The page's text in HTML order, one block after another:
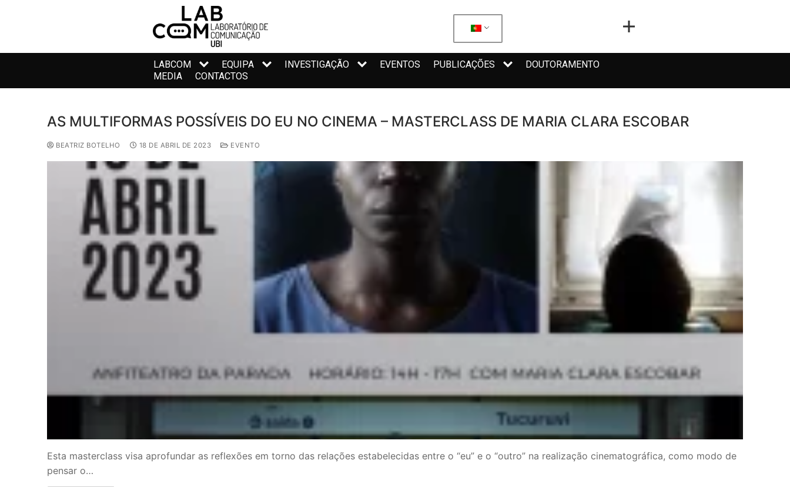
LABCOM EQUIPA INVESTIGAÇÃO EVENTOS PUBLICAÇÕES
DOUTORAMENTO
MEDIA
CONTACTOS
AS MULTIFORMAS POSSÍVEIS DO EU NO CINEMA – MASTERCLASS DE MARIA CLARA ESCOBAR
BEATRIZ BOTELHO 18 DE ABRIL DE 2023 EVENTO
Esta masterclass visa aprofundar as reflexões em torno das relações estabelecidas entre o “eu” e o “outro” na realização cinematográfica, como modo de
pensar o…